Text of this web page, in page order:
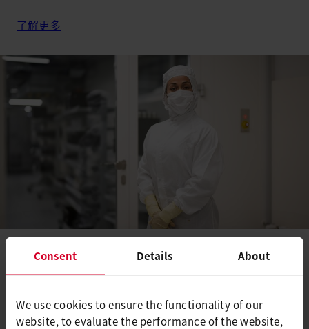
Consent Details About
We use cookies to ensure the functionality of our
website, to evaluate the performance of the website,
了解更多
职业变化
业。